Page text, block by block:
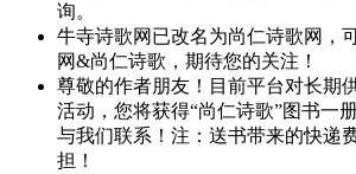
询。
牛寺诗歌网已改名为尚仁诗歌网，
网&尚仁诗歌，期待您的关注！
尊敬的作者朋友！目前平台对长期
活动，您将获得“尚仁诗歌”图书一
与我们联系！注：送书带来的快递
担！